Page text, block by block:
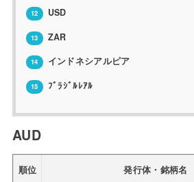
12 USD
13 ZAR
14 インドネシアルピア
15 ﾌﾞﾗｼﾞﾙﾚｱﾙ
AUD
順位 発行体・銘柄名